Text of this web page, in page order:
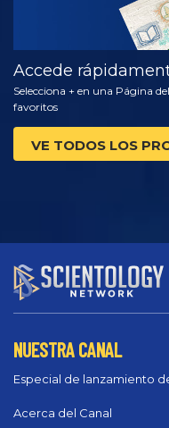
Accede
Selecciona + en una Página
favoritos
VE TODOS LOS
NUESTRA CANAL
Especial de lanzamiento
Acerca del Canal